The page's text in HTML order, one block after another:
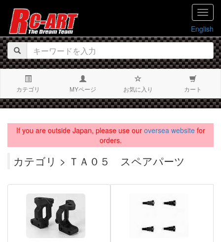
English
カテゴリ MYページ お気に入り カート
If you are outside Japan, please use our oversea websitefor
orders.
カテゴリ > ＴＡ０５ スペアパーツ